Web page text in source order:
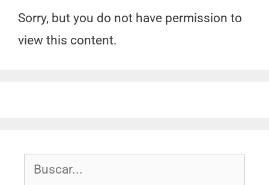
Sorry, but you do not have permission to
view this content.